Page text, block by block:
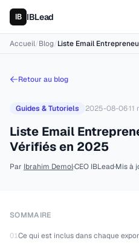
IBLead
Accueil/Blog/Liste Email
Retour au blog
Guides & Tutoriels 2025-08-06·11
Liste Email
Vérifiés en 2025
Par Ibrahim Demol·CEO IBLead·Mis à
SOMMAIRE
01Ce qui est inclus dans chaque